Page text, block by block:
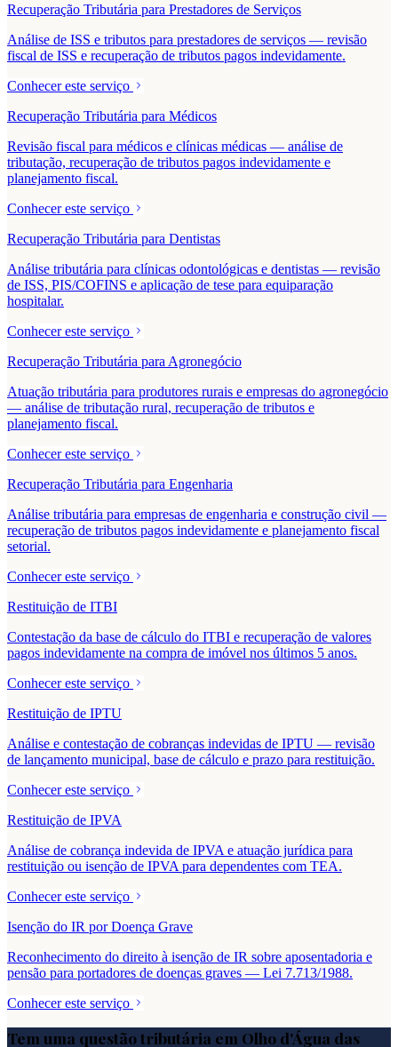
Recuperação Tributária para Prestadores de Serviços
Análise de ISS e tributos para prestadores de serviços — revisão
fiscal de ISS e recuperação de tributos pagos indevidamente.
Conhecer este serviço
Recuperação Tributária para Médicos
Revisão fiscal para médicos e clínicas médicas — análise de
tributação, recuperação de tributos pagos indevidamente e
planejamento fiscal.
Conhecer este serviço
Recuperação Tributária para Dentistas
Análise tributária para clínicas odontológicas e dentistas — revisão
de ISS, PIS/COFINS e aplicação de tese para equiparação
hospitalar.
Conhecer este serviço
Recuperação Tributária para Agronegócio
Atuação tributária para produtores rurais e empresas do agronegócio
— análise de tributação rural, recuperação de tributos e
planejamento fiscal.
Conhecer este serviço
Recuperação Tributária para Engenharia
Análise tributária para empresas de engenharia e construção civil —
recuperação de tributos pagos indevidamente e planejamento fiscal
setorial.
Conhecer este serviço
Restituição de ITBI
Contestação da base de cálculo do ITBI e recuperação de valores
pagos indevidamente na compra de imóvel nos últimos 5 anos.
Conhecer este serviço
Restituição de IPTU
Análise e contestação de cobranças indevidas de IPTU — revisão
de lançamento municipal, base de cálculo e prazo para restituição.
Conhecer este serviço
Restituição de IPVA
Análise de cobrança indevida de IPVA e atuação jurídica para
restituição ou isenção de IPVA para dependentes com TEA.
Conhecer este serviço
Isenção do IR por Doença Grave
Reconhecimento do direito à isenção de IR sobre aposentadoria e
pensão para portadores de doenças graves — Lei 7.713/1988.
Conhecer este serviço
Tem uma questão tributária em Olho d'Água das